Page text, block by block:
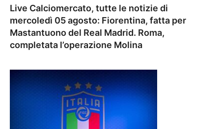
Live Calciomercato, tutte le notizie di
mercoledì 05 agosto: Fiorentina, fatta per
Mastantuono del Real Madrid. Roma,
completata l’operazione Molina